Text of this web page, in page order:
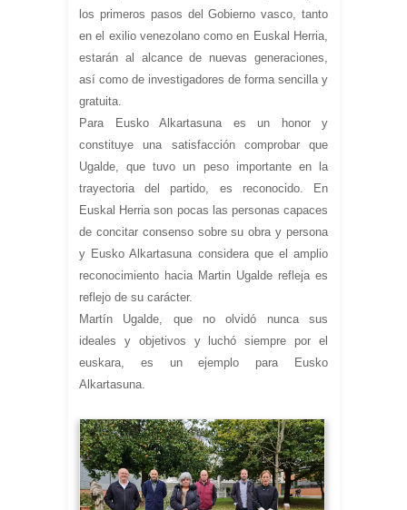
los primeros pasos del Gobierno vasco, tanto
en el exilio venezolano como en Euskal Herria,
estarán al alcance de nuevas generaciones,
así como de investigadores de forma sencilla y
gratuita.
Para Eusko Alkartasuna es un honor y
constituye una satisfacción comprobar que
Ugalde, que tuvo un peso importante en la
trayectoria del partido, es reconocido. En
Euskal Herria son pocas las personas capaces
de concitar consenso sobre su obra y persona
y Eusko Alkartasuna considera que el amplio
reconocimiento hacia Martin Ugalde refleja es
reflejo de su carácter.
Martín Ugalde, que no olvidó nunca sus
ideales y objetivos y luchó siempre por el
euskara, es un ejemplo para Eusko
Alkartasuna.